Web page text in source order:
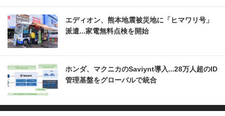
エディオン、熊本地震被災地に「ヒマワリ号」
派遣...家電無料点検を開始
ホンダ、マクニカのSaviynt導入...28万人超のID
管理基盤をグローバルで統合